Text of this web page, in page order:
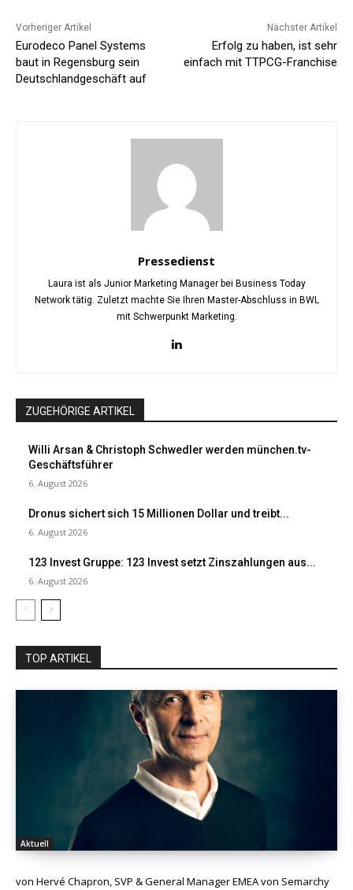
Vorheriger Artikel
Eurodeco Panel Systems
baut in Regensburg sein
Deutschlandgeschäft auf
Nächster Artikel
Erfolg zu haben, ist sehr
einfach mit TTPCG-Franchise
Pressedienst
Laura ist als Junior Marketing Manager bei Business Today
Network tätig. Zuletzt machte Sie Ihren Master-Abschluss in BWL
mit Schwerpunkt Marketing.
ZUGEHÖRIGE ARTIKEL
Willi Arsan & Christoph Schwedler werden münchen.tv-
Geschäftsführer
6. August 2026
Dronus sichert sich 15 Millionen Dollar und treibt...
6. August 2026
123 Invest Gruppe: 123 Invest setzt Zinszahlungen aus...
6. August 2026
TOP ARTIKEL
Aktuell
von Hervé Chapron, SVP & General Manager EMEA von Semarchy